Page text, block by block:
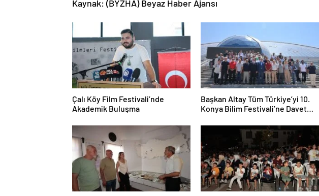
Kaynak: (BYZHA) Beyaz Haber Ajansı
Çalı Köy Film Festivali’nde
Akademik Buluşma
Başkan Altay Tüm Türkiye’yi 10.
Konya Bilim Festivali’ne Davet